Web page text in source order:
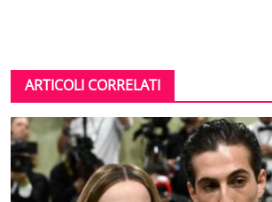
ARTICOLI CORRELATI